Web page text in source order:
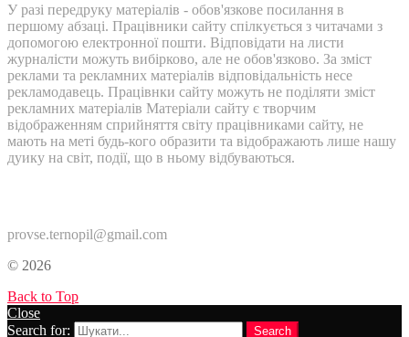
У разі передруку матеріалів - обов'язкове посилання в
першому абзаці. Працівники сайту спілкується з читачами з
допомогою електронної пошти. Відповідати на листи
журналісти можуть вибірково, але не обов'язково. За зміст
реклами та рекламних матеріалів відповідальність несе
рекламодавець. Працівнки сайту можуть не поділяти зміст
рекламних матеріалів Матеріали сайту є творчим
відображенням сприйняття світу працівниками сайту, не
мають на меті будь-кого образити та відображають лише нашу
дуику на світ, події, що в ньому відбуваються.
provse.ternopil@gmail.com
© 2026
Back to Top
Close
Search for:
Search